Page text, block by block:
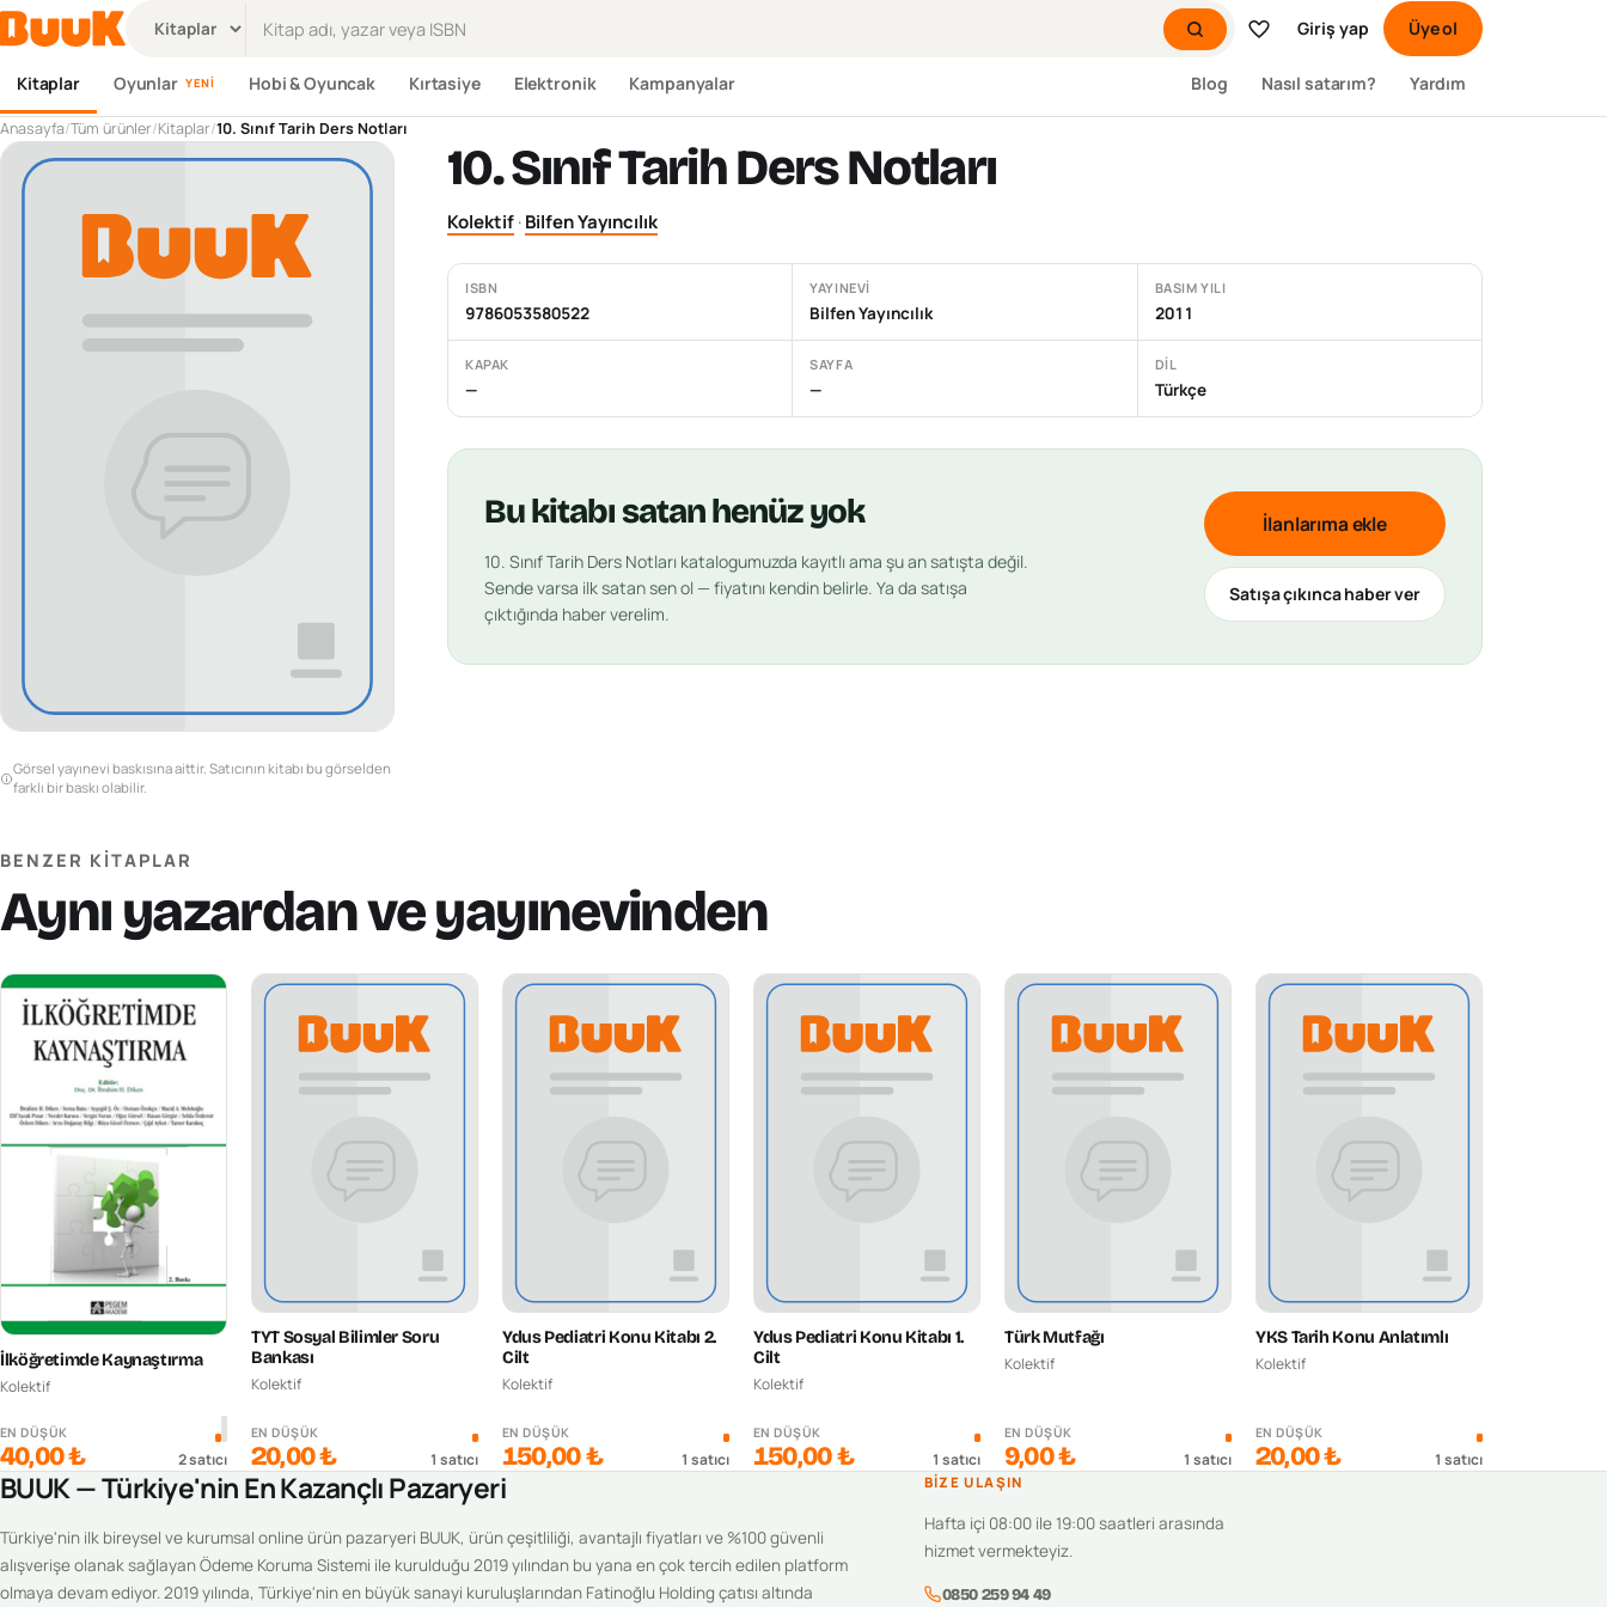
Giriş yap Üye ol
Kitaplar Oyunlar YENI Hobi & Oyuncak Kırtasiye Elektronik Kampanyalar Blog Nasıl satarım? Yardım
Anasayfa/Tüm ürünler/Kitaplar/10. Sınıf Tarih Ders Notları
Görsel yayınevi baskısına aittir. Satıcının kitabı bu görselden
farklı bir baskı olabilir.
10. Sınıf Tarih Ders Notları
Kolektif·Bilfen Yayıncılık
ISBN
9786053580522
YAYINEVI
Bilfen Yayıncılık
BASIM YILI
2011
KAPAK
—
SAYFA
—
DIL
Türkçe
Bukitabısatan henüz yok
10. Sınıf Tarih Ders Notları katalogumuzda kayıtlı ama şu an satışta değil.
Sende varsa ilk satan sen ol — fiyatını kendin belirle. Ya da satışa
çıktığında haber verelim.
İlanlarıma ekle
Satışa çıkınca haber ver
BENZER KITAPLAR
Aynı yazardan ve yayınevinden
İlköğretimde Kaynaştırma
Kolektif
EN DÜŞÜK
40,00 ₺ 2satıcı
TYT Sosyal Bilimler Soru
Bankası
Kolektif
EN DÜŞÜK
20,00 ₺ 1 satıcı
Ydus Pediatri Konu Kitabı 2.
Cilt
Kolektif
EN DÜŞÜK
150,00 ₺ 1 satıcı
Ydus Pediatri Konu Kitabı 1.
Cilt
Kolektif
EN DÜŞÜK
150,00 ₺ 1 satıcı
Türk Mutfağı
Kolektif
EN DÜŞÜK
9,00 ₺ 1 satıcı
YKS Tarih Konu Anlatımlı
Kolektif
EN DÜŞÜK
20,00 ₺ 1 satıcı
BUUK — Türkiye'nin En Kazançlı Pazaryeri
Türkiye'nin ilk bireysel ve kurumsal online ürün pazaryeri BUUK, ürün çeşitliliği, avantajlı fiyatları ve %100 güvenli
alışverişe olanak sağlayan Ödeme Koruma Sistemi ile kurulduğu 2019 yılından bu yana en çok tercih edilen platform
olmaya devam ediyor. 2019 yılında, Türkiye'nin en büyük sanayi kuruluşlarından Fatinoğlu Holding çatısı altında
BIZE ULAŞIN
Hafta içi 08:00 ile 19:00 saatleri arasında
hizmet vermekteyiz.
0850 259 94 49